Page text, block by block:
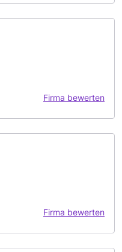
Firma bewerten
Firma bewerten